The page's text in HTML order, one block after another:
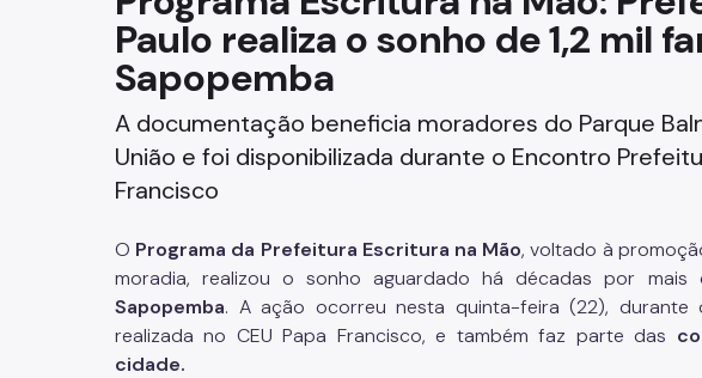
Fazenda
Funerários e Cemiteriais
Mobilidade Urbana e Transporte
Saúde e Bem-estar
Segurança
Paulo realiza o sonho de 1,2 mil
Sapopemba
A documentação beneficia moradores do Parque
União e foi disponibilizada durante o Encontro
Francisco
O Programa da Prefeitura Escritura na Mão, voltado à
moradia, realizou o sonho aguardado há décadas por mais
Sapopemba. A ação ocorreu nesta quinta-feira (22), durante
realizada no CEU Papa Francisco, e também faz parte das
cidade.